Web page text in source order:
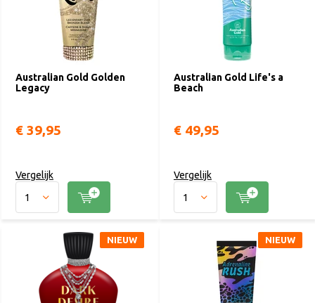
Australian Gold Golden
Legacy
€ 39,95
Vergelijk
Australian Gold Life's a
Beach
€ 49,95
Vergelijk
NIEUW NIEUW